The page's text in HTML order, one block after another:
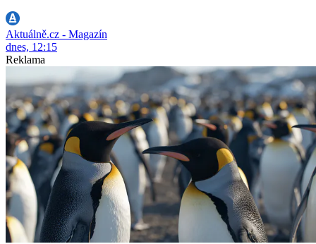
Aktuálně.cz - Magazín
dnes, 12:15
Reklama